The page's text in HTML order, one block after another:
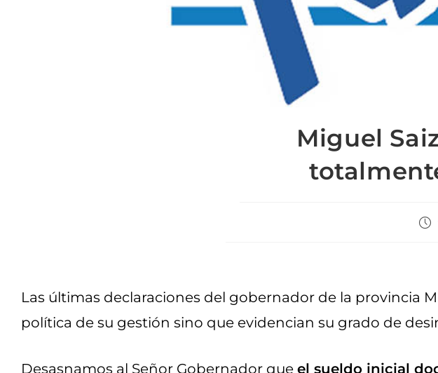
Miguel
Las últimas declaraciones del gobernador de la provincia
política de su gestión sino que evidencian su grado de
Desasnamos al Señor Gobernador que el sueldo inicial